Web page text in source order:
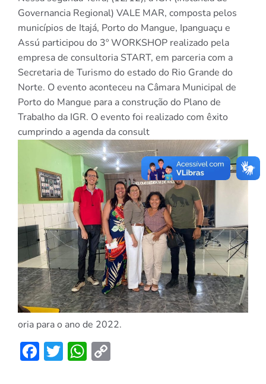
Governancia Regional) VALE MAR, composta pelos
municípios de Itajá, Porto do Mangue, Ipanguaçu e
Assú participou do 3º WORKSHOP realizado pela
empresa de consultoria START, em parceria com a
Secretaria de Turismo do estado do Rio Grande do
Norte. O evento aconteceu na Câmara Municipal de
Porto do Mangue para a construção do Plano de
Trabalho da IGR. O evento foi realizado com êxito
cumprindo a agenda da consult
oria para o ano de 2022.
Facebook
TwitterWhatsApp